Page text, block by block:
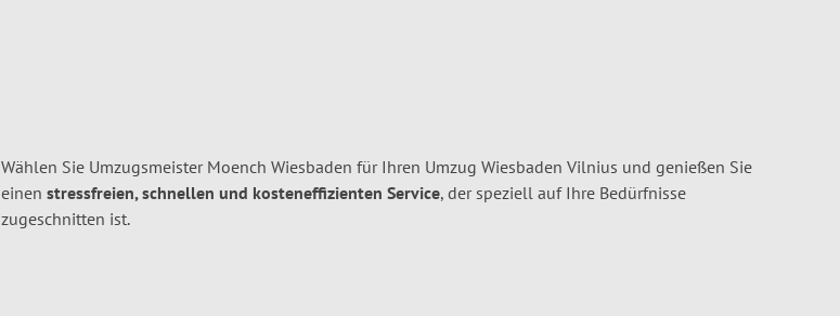
Wählen Sie Umzugsmeister Moench Wiesbaden für Ihren Umzug Wiesbaden Vilnius und genießen Sie
einen stressfreien, schnellen und kosteneffizienten Service, der speziell auf Ihre Bedürfnisse
zugeschnitten ist.